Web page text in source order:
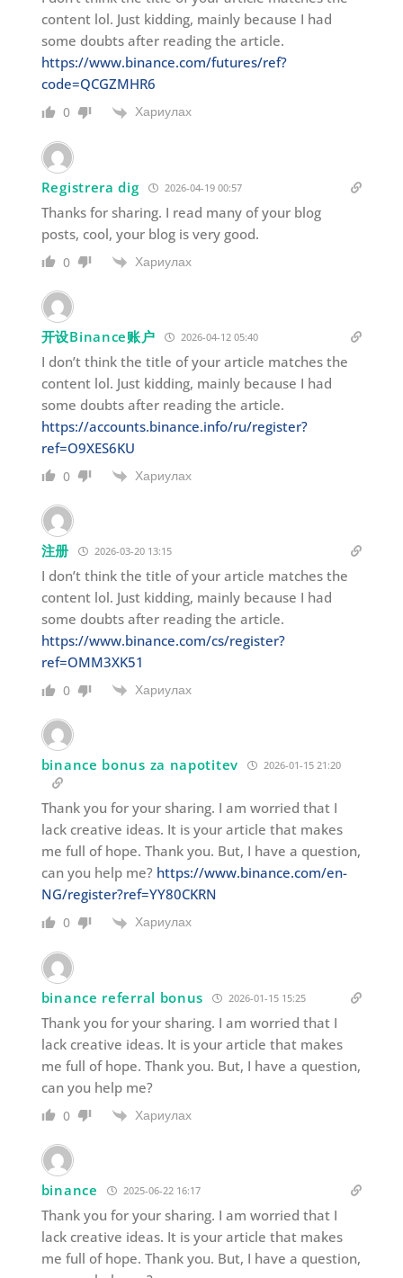
content lol. Just kidding, mainly because I had
some doubts after reading the article.
https://www.binance.com/futures/ref?
code=QCGZMHR6
0 Хариулах
Registrera dig 2026-04-19 00:57
Thanks for sharing. I read many of your blog
posts, cool, your blog is very good.
0 Хариулах
开设Binance账户 2026-04-12 05:40
I don’t think the title of your article matches the
content lol. Just kidding, mainly because I had
some doubts after reading the article.
https://accounts.binance.info/ru/register?
ref=O9XES6KU
0 Хариулах
注册 2026-03-20 13:15
I don’t think the title of your article matches the
content lol. Just kidding, mainly because I had
some doubts after reading the article.
https://www.binance.com/cs/register?
ref=OMM3XK51
0 Хариулах
binance bonus za napotitev 2026-01-15 21:20
Thank you for your sharing. I am worried that I
lack creative ideas. It is your article that makes
me full of hope. Thank you. But, I have a question,
can you help me? https://www.binance.com/en-
NG/register?ref=YY80CKRN
0 Хариулах
binance referral bonus 2026-01-15 15:25
Thank you for your sharing. I am worried that I
lack creative ideas. It is your article that makes
me full of hope. Thank you. But, I have a question,
can you help me?
0 Хариулах
binance 2025-06-22 16:17
Thank you for your sharing. I am worried that I
lack creative ideas. It is your article that makes
me full of hope. Thank you. But, I have a question,